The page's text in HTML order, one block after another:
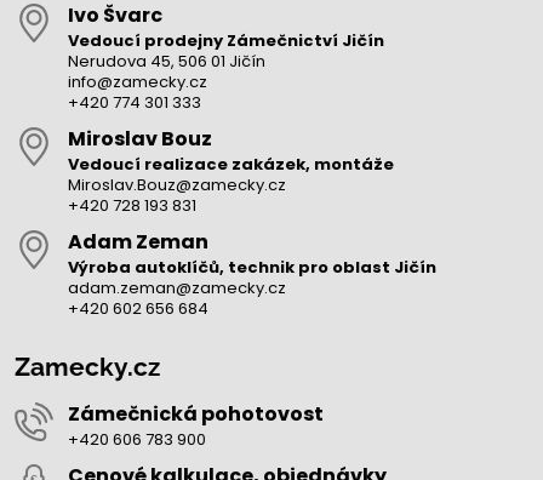
Ivo Švarc
Vedoucí prodejny Zámečnictví Jičín
Nerudova 45, 506 01 Jičín
info@zamecky.cz
+420 774 301 333
Miroslav Bouz
Vedoucí realizace zakázek, montáže
Miroslav.Bouz@zamecky.cz
+420 728 193 831
Adam Zeman
Výroba autoklíčů, technik pro oblast Jičín
adam.zeman@zamecky.cz
+420 602 656 684
Zamecky.cz
Zámečnická pohotovost
+420 606 783 900